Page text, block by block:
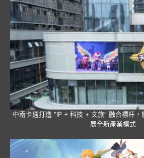
中南卡通打造 “IP + 科技 + 文旅” 融合標杆
展全新產業模式